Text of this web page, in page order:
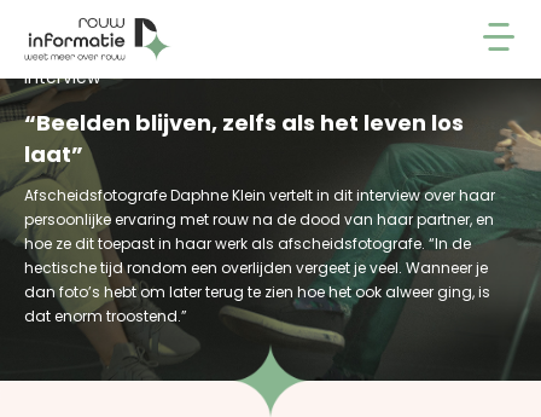
Interview
“Beelden blijven, zelfs als het leven los
laat”
Afscheidsfotografe Daphne Klein vertelt in dit interview over haar
persoonlijke ervaring met rouw na de dood van haar partner, en
hoe ze dit toepast in haar werk als afscheidsfotografe. “In de
hectische tijd rondom een overlijden vergeet je veel. Wanneer je
dan foto’s hebt om later terug te zien hoe het ook alweer ging, is
dat enorm troostend.”